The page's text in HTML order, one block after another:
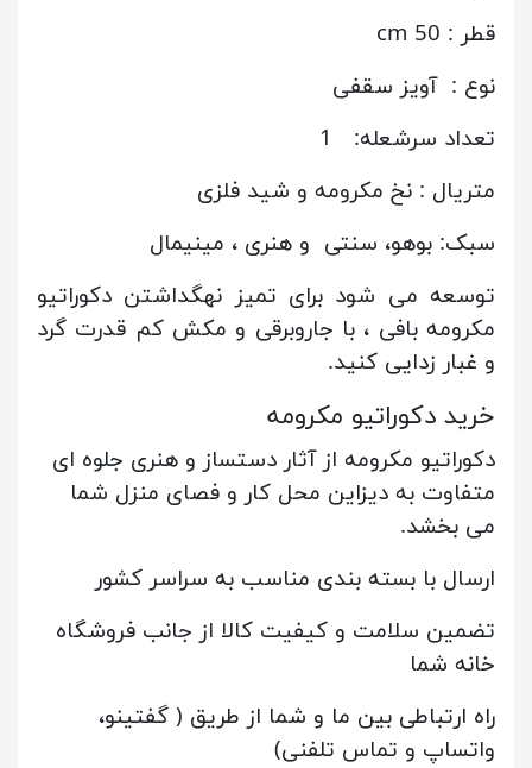
قطر : 50 cm
نوع : آویز سقفی
تعداد سرشعله: 1
متریال : نخ مکرومه و شید فلزی
سبک: بوهو، سنتی و هنری ، مینیمال
توسعه می شود برای تمیز نهگداشتن دکوراتیو
مکرومه بافی ، با جاروبرقی و مکش کم قدرت گرد
و غبار زدایی کنید.
خرید دکوراتیو مکرومه
دکوراتیو مکرومه از آثار دستساز و هنری جلوه ای
متفاوت به دیزاین محل کار و فصای منزل شما
می بخشد.
ارسال با بسته بندی مناسب به سراسر کشور
تضمین سلامت و کیفیت کالا از جانب فروشگاه
خانه شما
راه ارتباطی بین ما و شما از طریق ( گفتینو،
واتساپ و تماس تلفنی)